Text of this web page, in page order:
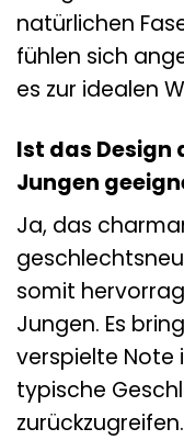
natürlichen
fühlen sich
es zur idealen
Ist das Design
Jungen
Ja, das
somit
Jungen. Es
verspielte Note
typische